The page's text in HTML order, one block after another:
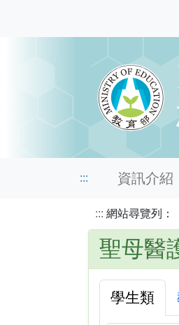
::: 資訊介紹
::: 網站尋覽列：
聖母醫
學生類